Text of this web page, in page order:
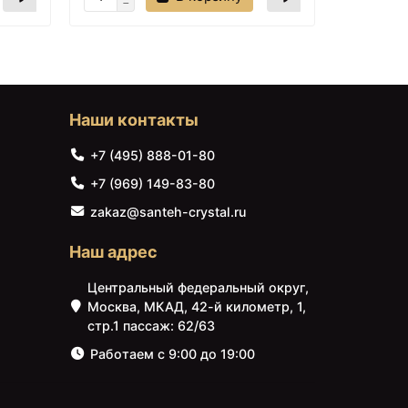
WasserKRAFT Neime
Душевой поддон из
WasserKRAFT Neime
120х100 19T10 Черный
матовый
Наши контакты
+7 (495) 888-01-80
+7 (969) 149-83-80
zakaz@santeh-crystal.ru
Наш адрес
Центральный федеральный округ,
Москва, МКАД, 42-й километр, 1,
стр.1 пассаж: 62/63
Работаем с 9:00 до 19:00